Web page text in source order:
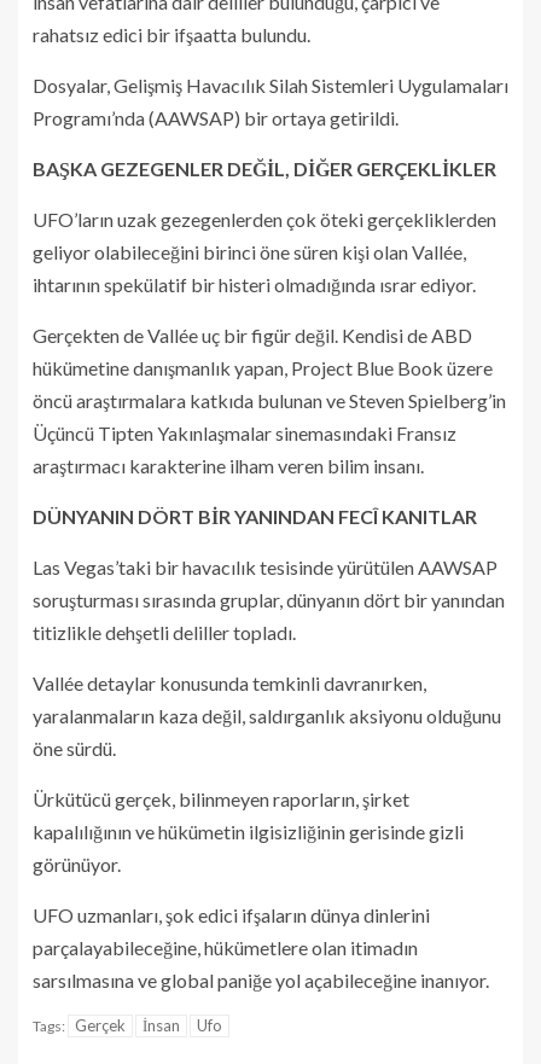
rahatsız edici bir ifşaatta bulundu.
Dosyalar, Gelişmiş Havacılık Silah Sistemleri Uygulamaları
Programı’nda (AAWSAP) bir ortaya getirildi.
BAŞKA GEZEGENLER DEĞİL, DİĞER GERÇEKLİKLER
UFO’ların uzak gezegenlerden çok öteki gerçekliklerden
geliyor olabileceğini birinci öne süren kişi olan Vallée,
ihtarının spekülatif bir histeri olmadığında ısrar ediyor.
Gerçekten de Vallée uç bir figür değil. Kendisi de ABD
hükümetine danışmanlık yapan, Project Blue Book üzere
öncü araştırmalara katkıda bulunan ve Steven Spielberg’in
Üçüncü Tipten Yakınlaşmalar sinemasındaki Fransız
araştırmacı karakterine ilham veren bilim insanı.
DÜNYANIN DÖRT BİR YANINDAN FECÎ KANITLAR
Las Vegas’taki bir havacılık tesisinde yürütülen AAWSAP
soruşturması sırasında gruplar, dünyanın dört bir yanından
titizlikle dehşetli deliller topladı.
Vallée detaylar konusunda temkinli davranırken,
yaralanmaların kaza değil, saldırganlık aksiyonu olduğunu
öne sürdü.
Ürkütücü gerçek, bilinmeyen raporların, şirket
kapalılığının ve hükümetin ilgisizliğinin gerisinde gizli
görünüyor.
UFO uzmanları, şok edici ifşaların dünya dinlerini
parçalayabileceğine, hükümetlere olan itimadın
sarsılmasına ve global paniğe yol açabileceğine inanıyor.
Tags: Gerçek İnsan Ufo